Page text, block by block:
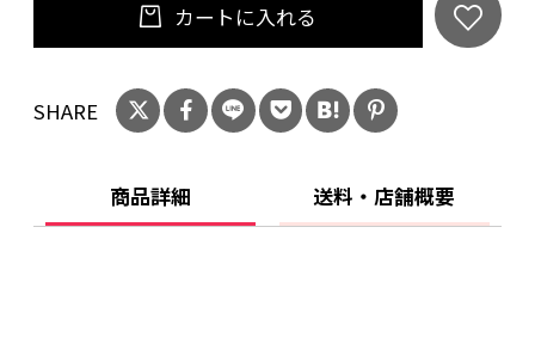
20歳未満の飲酒は法律で禁止されています。当
りません。
わせ欄」に、生年月日を必ず入力してくださ
い。
カートに入れる
SHARE
商品詳細 送料・店舗概要